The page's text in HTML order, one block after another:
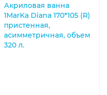
Акриловая ванна
1MarKa Diana 170*105 (R)
пристенная,
асимметричная, объем
320 л.